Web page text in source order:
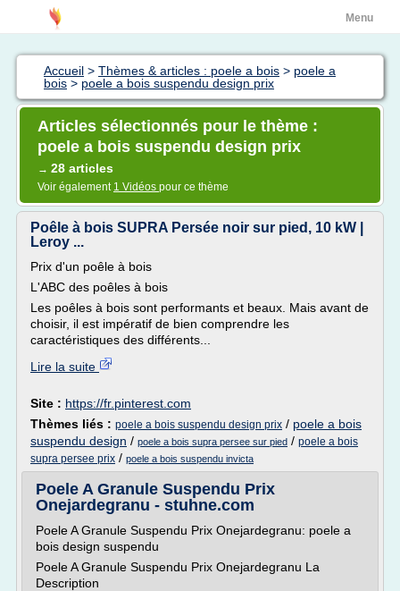
Menu
Accueil > Thèmes & articles : poele a bois > poele a
bois > poele a bois suspendu design prix
Articles sélectionnés pour le thème :
poele a bois suspendu design prix
→ 28 articles
Voir également 1 Vidéos pour ce thème
Poêle à bois SUPRA Persée noir sur pied, 10 kW |
Leroy ...
Prix d'un poêle à bois
L'ABC des poêles à bois
Les poêles à bois sont performants et beaux. Mais avant de
choisir, il est impératif de bien comprendre les
caractéristiques des différents...
Lire la suite
Site : https://fr.pinterest.com
Thèmes liés : poele a bois suspendu design prix / poele a bois
suspendu design / poele a bois supra persee sur pied / poele a bois
supra persee prix / poele a bois suspendu invicta
Poele A Granule Suspendu Prix
Onejardegranu - stuhne.com
Poele A Granule Suspendu Prix Onejardegranu: poele a
bois design suspendu
Poele A Granule Suspendu Prix Onejardegranu La
Description